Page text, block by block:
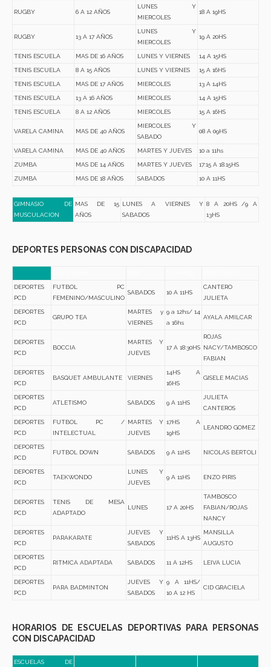
RUGBY 6 A 12 AÑOS
LUNES Y
MIERCOLES
18 A 19HS
RUGBY 13 A 17 AÑOS
LUNES Y
MIERCOLES
19 A 20HS
TENIS ESCUELA MAS DE 16 AÑOS LUNES Y VIERNES 14 A 15HS
TENIS ESCUELA 8 A 15 AÑOS LUNES Y VIERNES 15 A 16HS
TENIS ESCUELA MAS DE 17 AÑOS MIERCOLES 13 A 14HS
TENIS ESCUELA 13 A 16 AÑOS MIERCOLES 14 A 15HS
TENIS ESCUELA 8 A 12 AÑOS MIERCOLES 15 A 16HS
VARELA CAMINA MAS DE 40 AÑOS
MIERCOLES Y
SABADO
08 A 09HS
VARELA CAMINA MAS DE 40 AÑOS MARTES Y JUEVES 10 a 11hs
ZUMBA MAS DE 14 AÑOS MARTES Y JUEVES 17:15 A 18.15HS
ZUMBA MAS DE 18 AÑOS SABADOS 10 A 11HS
GIMNASIO DE
MUSCULACION
MAS DE 15
AÑOS
LUNES A VIERNES Y
SABADOS
8 A 20HS /9 A
13HS
DEPORTES PERSONAS CON DISCAPACIDAD
DEPORTES
PCD
FUTBOL PC
FEMENINO/MASCULINO
SABADOS 10 A 11HS
CANTERO
JULIETA
DEPORTES
PCD
GRUPO TEA
MARTES y
VIERNES
9 a 12hs/ 14
a 16hs
AYALA AMILCAR
DEPORTES
PCD
BOCCIA
MARTES Y
JUEVES
17 A 18:30HS
ROJAS
NACY/TAMBOSCO
FABIAN
DEPORTES
PCD
BASQUET AMBULANTE VIERNES
14HS A
16HS
GISELE MACIAS
DEPORTES
PCD
ATLETISMO SABADOS 9 A 11HS
JULIETA
CANTEROS
DEPORTES
PCD
FUTBOL PC /
INTELECTUAL
MARTES Y
JUEVES
17HS A
19HS
LEANDRO GOMEZ
DEPORTES
PCD
FUTBOL DOWN SABADOS 9 A 11HS NICOLAS BERTOLI
DEPORTES
PCD
TAEKWONDO
LUNES Y
JUEVES
9 A 11HS ENZO PIRIS
DEPORTES
PCD
TENIS DE MESA
ADAPTADO
LUNES 17 A 20HS
TAMBOSCO
FABIAN/ROJAS
NANCY
DEPORTES
PCD
PARAKARATE
JUEVES Y
SABADOS
11HS A 13HS
MANSILLA
AUGUSTO
DEPORTES
PCD
RITMICA ADAPTADA SABADOS 11 A 12HS LEIVA LUCIA
DEPORTES
PCD
PARA BADMINTON
JUEVES Y
SABADOS
9 A 11HS/
10 A 12 HS
CID GRACIELA
HORARIOS DE ESCUELAS DEPORTIVAS PARA PERSONAS
CON DISCAPACIDAD
ESCUELAS DE